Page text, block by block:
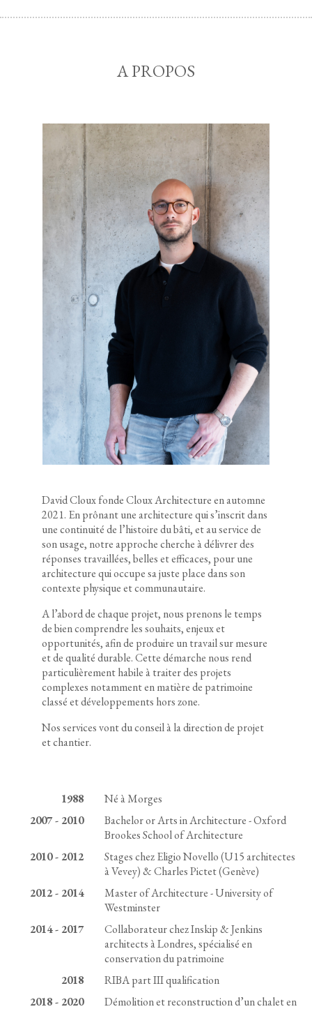
A PROPOS
David Cloux fonde Cloux Architecture en automne
2021. En prônant une architecture qui s’inscrit dans
une continuité de l’histoire du bâti, et au service de
son usage, notre approche cherche à délivrer des
réponses travaillées, belles et efficaces, pour une
architecture qui occupe sa juste place dans son
contexte physique et communautaire.
A l’abord de chaque projet, nous prenons le temps
de bien comprendre les souhaits, enjeux et
opportunités, afin de produire un travail sur mesure
et de qualité durable. Cette démarche nous rend
particulièrement habile à traiter des projets
complexes notamment en matière de patrimoine
classé et développements hors zone.
Nos services vont du conseil à la direction de projet
et chantier.
1988
Né à Morges
2007 - 2010
Bachelor or Arts in Architecture - Oxford
Brookes School of Architecture
2010 - 2012
Stages chez Eligio Novello (U15 architectes
à Vevey) & Charles Pictet (Genève)
2012 - 2014
Master of Architecture - University of
Westminster
2014 - 2017
Collaborateur chez Inskip & Jenkins
architects à Londres, spécialisé en
conservation du patrimoine
2018
RIBA part III qualification
2018 - 2020
Démolition et reconstruction d’un chalet en